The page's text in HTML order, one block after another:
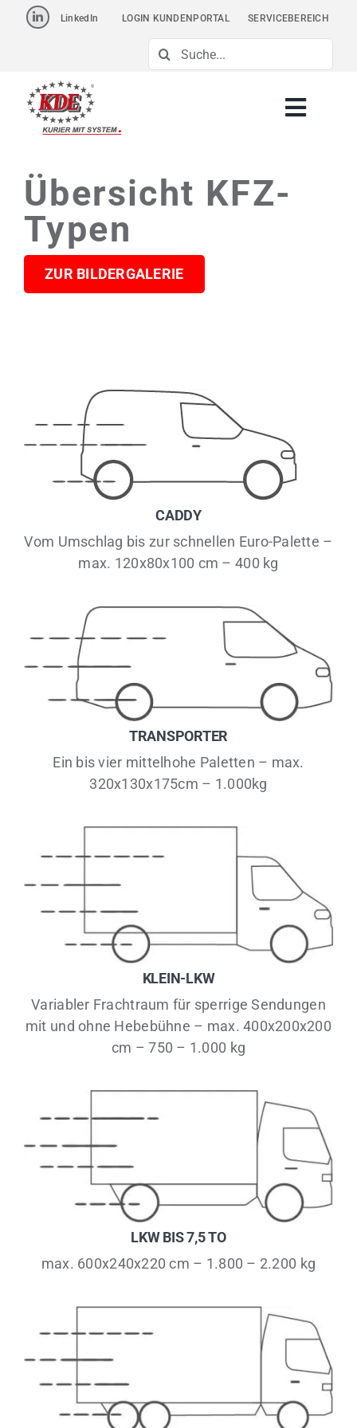
Skip
LinkedIn LOGIN KUNDENPORTAL SERVICEBEREICH
Suche
nach:
Übersicht KFZ-
Typen
ZUR BILDERGALERIE
CADDY
Vom Umschlag bis zur schnellen Euro-Palette –
max. 120x80x100 cm – 400 kg
TRANSPORTER
Ein bis vier mittelhohe Paletten – max.
320x130x175cm – 1.000kg
KLEIN-LKW
Variabler Frachtraum für sperrige Sendungen
mit und ohne Hebebühne – max. 400x200x200
cm – 750 – 1.000 kg
LKW BIS 7,5 TO
max. 600x240x220 cm – 1.800 – 2.200 kg